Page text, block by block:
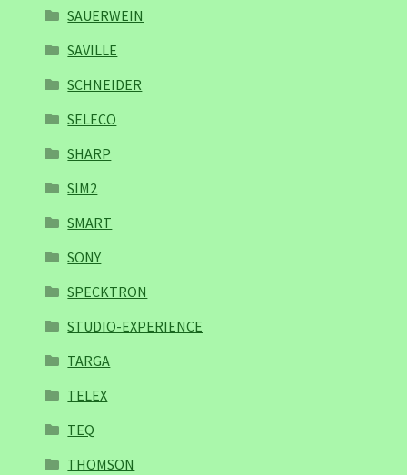
SAUERWEIN
SAVILLE
SCHNEIDER
SELECO
SHARP
SIM2
SMART
SONY
SPECKTRON
STUDIO-EXPERIENCE
TARGA
TELEX
TEQ
THOMSON